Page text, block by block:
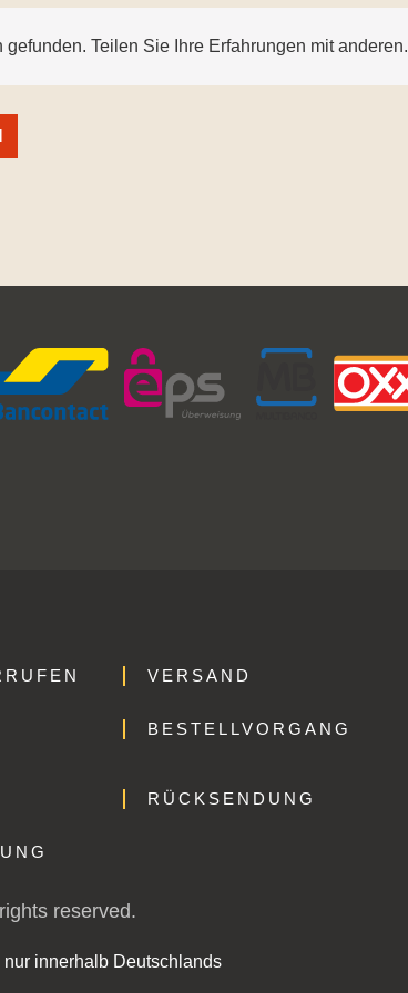
gefunden. Teilen Sie Ihre Erfahrungen mit anderen.
VERSAND
BESTELLVORGANG
RÜCKSENDUNG
reserved.
innerhalb Deutschlands